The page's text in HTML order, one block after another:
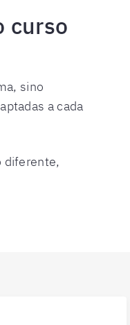
curso
sino
a cada
diferente,